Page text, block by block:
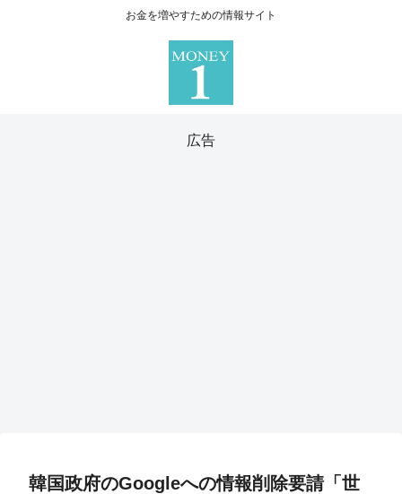
お金を増やすための情報サイト
広告
韓国政府のGoogleへの情報削除要請「世